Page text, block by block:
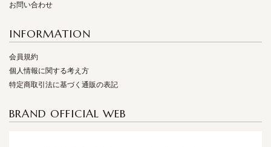
お問い合わせ
INFORMATION
会員規約
個人情報に関する考え方
特定商取引法に基づく通販の表記
BRAND OFFICIAL WEB